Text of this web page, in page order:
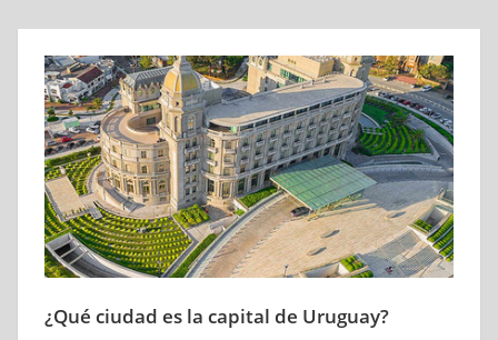
¿Qué ciudad es la capital de Uruguay?